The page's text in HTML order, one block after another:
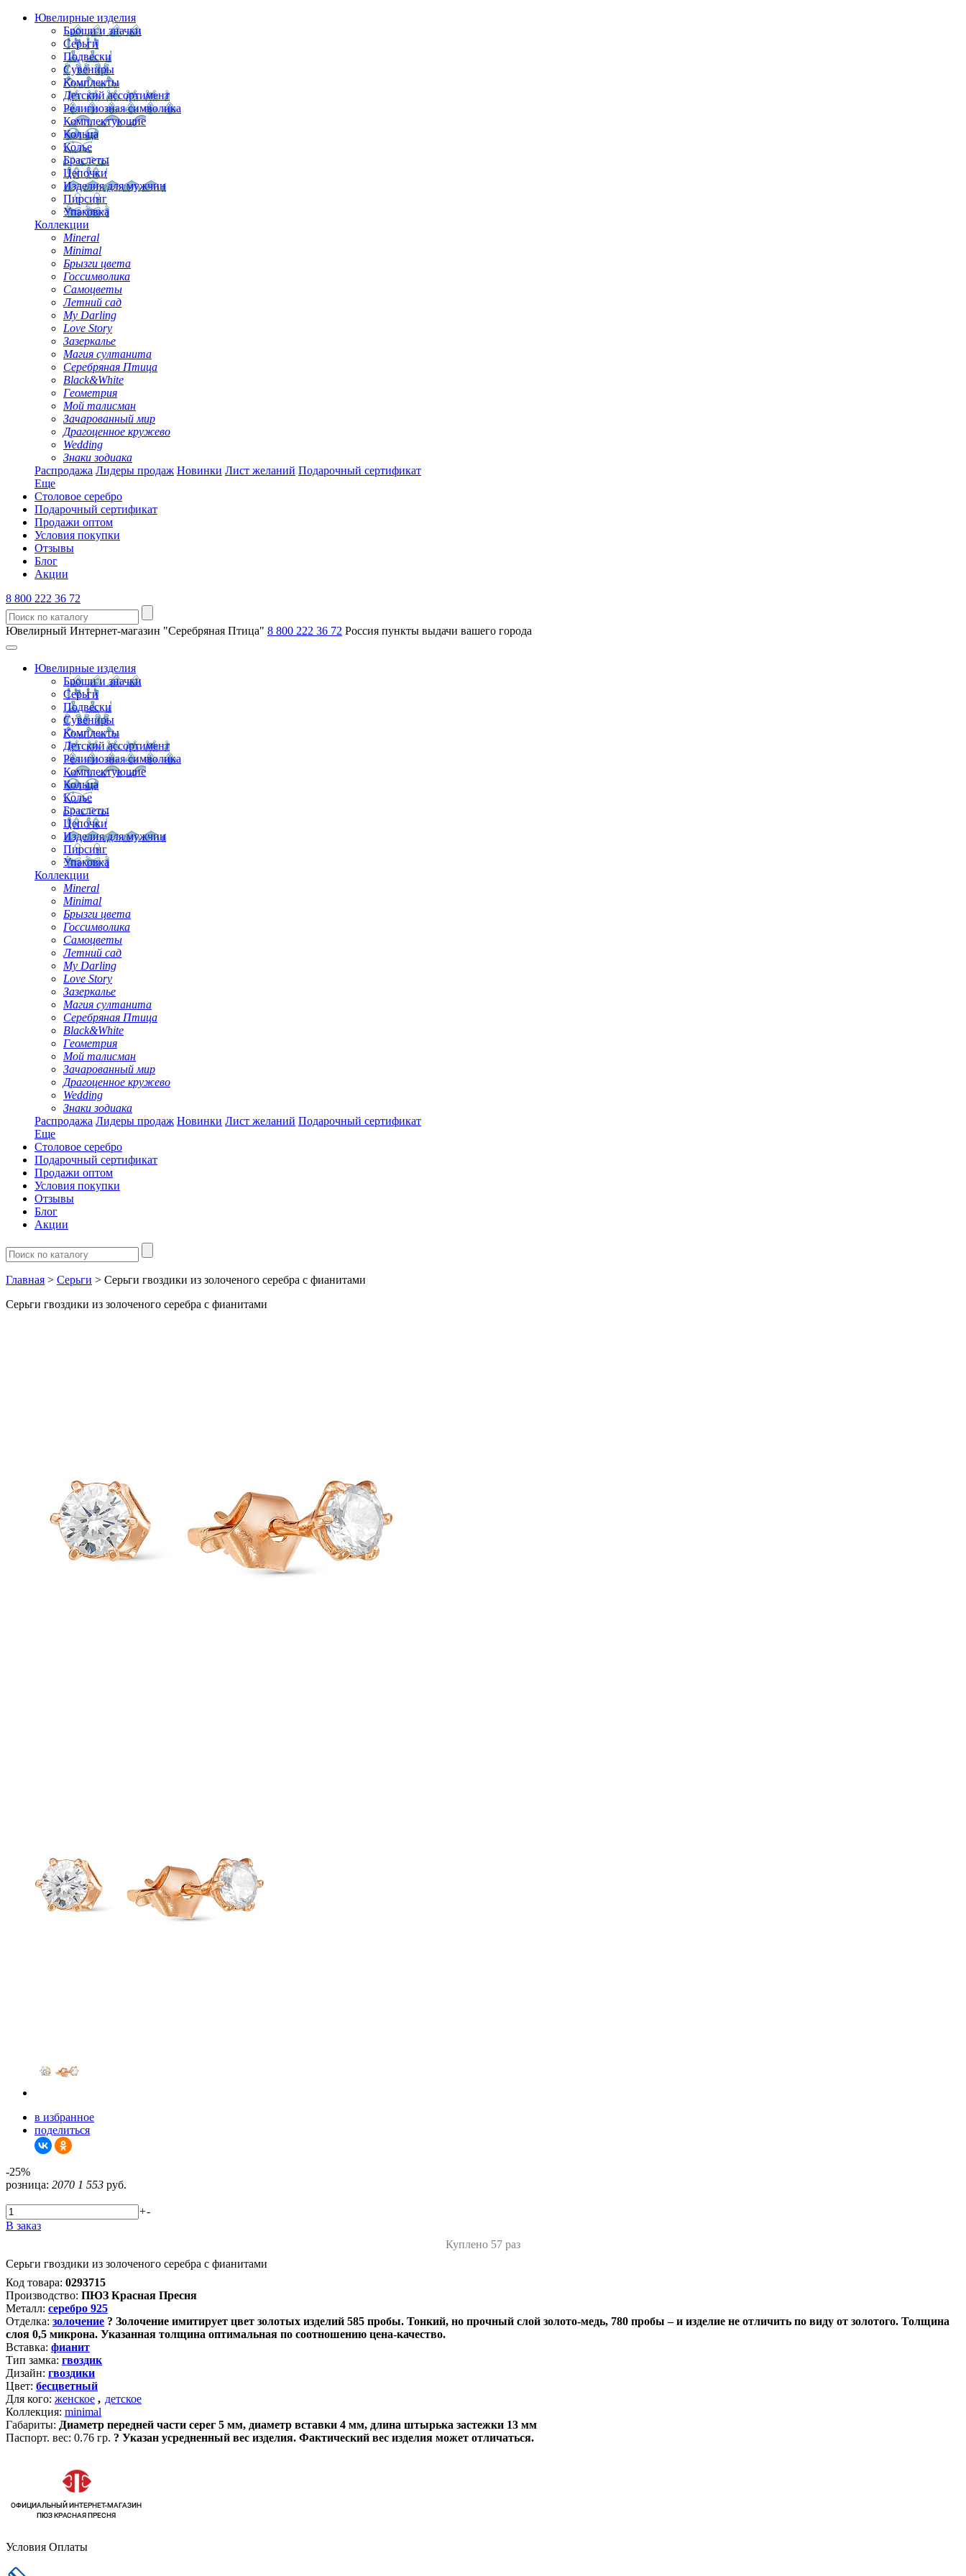
Ювелирные изделия
Броши и значки
Серьги
Подвески
Сувениры
Комплекты
Детский ассортимент
Религиозная символика
Комплектующие
Кольца
Колье
Браслеты
Цепочки
Изделия для мужчин
Пирсинг
Упаковка
Коллекции
Mineral
Minimal
Брызги цвета
Госсимволика
Самоцветы
Летний сад
My Darling
Love Story
Зазеркалье
Магия султанита
Серебряная Птица
Black&White
Геометрия
Мой талисман
Зачарованный мир
Драгоценное кружево
Wedding
Знаки зодиака
Распродажа Лидеры продаж Новинки Лист желаний Подарочный сертификат
Еще
Столовое серебро
Подарочный сертификат
Продажи оптом
Условия покупки
Отзывы
Блог
Акции
8 800 222 36 72
Ювелирный Интернет-магазин "Серебряная Птица" 8 800 222 36 72 Россия пункты выдачи вашего города
Ювелирные изделия
Броши и значки
Серьги
Подвески
Сувениры
Комплекты
Детский ассортимент
Религиозная символика
Комплектующие
Кольца
Колье
Браслеты
Цепочки
Изделия для мужчин
Пирсинг
Упаковка
Коллекции
Mineral
Minimal
Брызги цвета
Госсимволика
Самоцветы
Летний сад
My Darling
Love Story
Зазеркалье
Магия султанита
Серебряная Птица
Black&White
Геометрия
Мой талисман
Зачарованный мир
Драгоценное кружево
Wedding
Знаки зодиака
Распродажа Лидеры продаж Новинки Лист желаний Подарочный сертификат
Еще
Столовое серебро
Подарочный сертификат
Продажи оптом
Условия покупки
Отзывы
Блог
Акции
Главная > Серьги > Серьги гвоздики из золоченого серебра с фианитами
Серьги гвоздики из золоченого серебра с фианитами
в избранное
поделиться
-25%
розница: 2070 1 553 руб.
+-
В заказ
Куплено 57 раз
Серьги гвоздики из золоченого серебра с фианитами
Код товара: 0293715
Производство: ПЮЗ Красная Пресня
Металл: серебро 925
Отделка: золочение ? Золочение имитирует цвет золотых изделий 585 пробы. Тонкий, но прочный слой золото-медь, 780 пробы – и изделие не отличить по виду от золотого. Толщина
слоя 0,5 микрона. Указанная толщина оптимальная по соотношению цена-качество.
Вставка: фианит
Тип замка: гвоздик
Дизайн: гвоздики
Цвет: бесцветный
Для кого: женское , детское
Коллекция: minimal
Габариты: Диаметр передней части серег 5 мм, диаметр вставки 4 мм, длина штырька застежки 13 мм
Паспорт. вес: 0.76 гр. ? Указан усредненный вес изделия. Фактический вес изделия может отличаться.
Условия Оплаты